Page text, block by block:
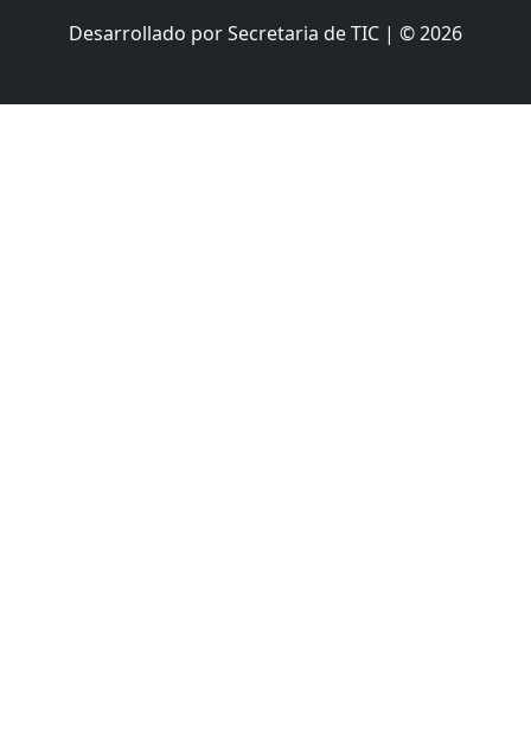
Desarrollado por Secretaria de TIC | © 2026